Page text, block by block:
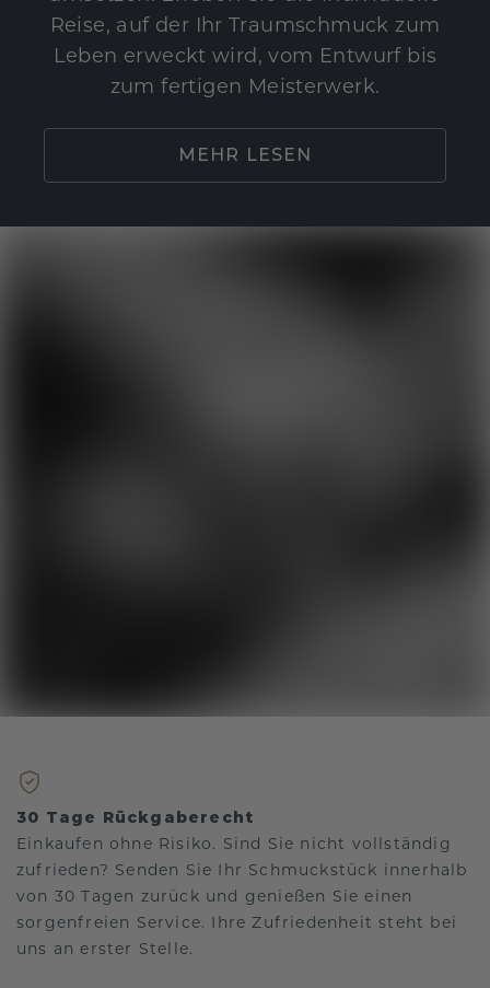
Reise, auf der Ihr Traumschmuck zum
Leben erweckt wird, vom Entwurf bis
zum fertigen Meisterwerk.
MEHR LESEN
30 Tage Rückgaberecht
Einkaufen ohne Risiko. Sind Sie nicht vollständig
zufrieden? Senden Sie Ihr Schmuckstück innerhalb
von 30 Tagen zurück und genießen Sie einen
sorgenfreien Service. Ihre Zufriedenheit steht bei
uns an erster Stelle.